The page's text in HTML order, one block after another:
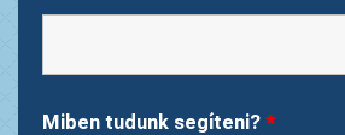
Miben tudunk segíteni? *